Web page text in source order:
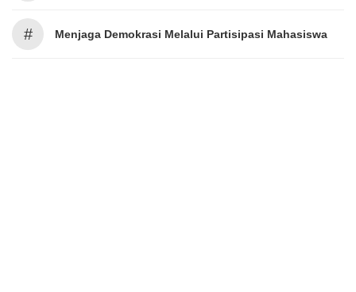
# Menjaga Demokrasi Melalui Partisipasi Mahasiswa